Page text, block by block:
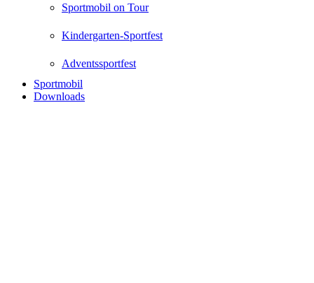
Sportmobil on Tour
Kindergarten-Sportfest
Adventssportfest
Sportmobil
Downloads